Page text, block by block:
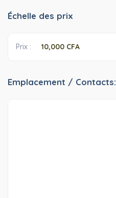
Échelle des prix
Prix ​​: 10,000 CFA
Emplacement / Contacts: